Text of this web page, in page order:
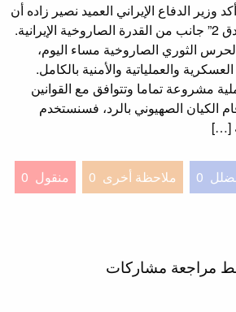
2, 2024 أكد وزير الدفاع الإيراني العميد نصير زاده أن
عملية “الوعد الصادق 2” جانب من القدرة الصاروخية الإيرانية.
الثوري الصاروخية مساء اليوم،
والعملياتية والأمنية بالكامل.
مشروعة تماما وتتوافق مع القوانين
قام الكيان الصهيوني بالرد، فسنستخدم
[…]
0 ملاحظة أخرى 0 منقول 0
مراجعة مشاركات